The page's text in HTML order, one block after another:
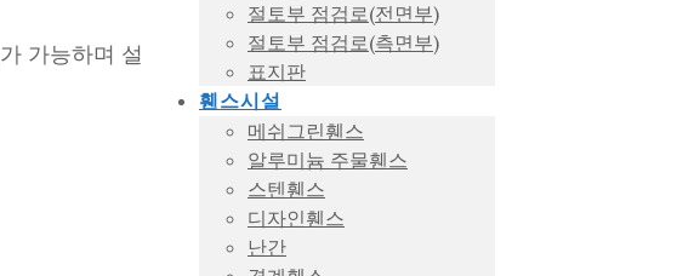
절토부 점검로(전면부)
절토부 점검로(측면부)
표지판
휀스시설
메쉬그린휀스
알루미늄 주물휀스
스텐휀스
디자인휀스
난간
가능하며 설